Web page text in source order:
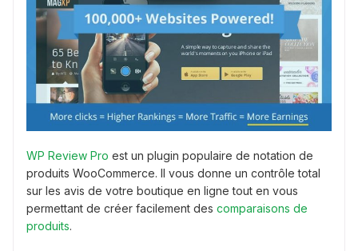
WP Review Pro est un plugin populaire de notation de
produits WooCommerce. Il vous donne un contrôle total
sur les avis de votre boutique en ligne tout en vous
permettant de créer facilement des comparaisons de
produits.